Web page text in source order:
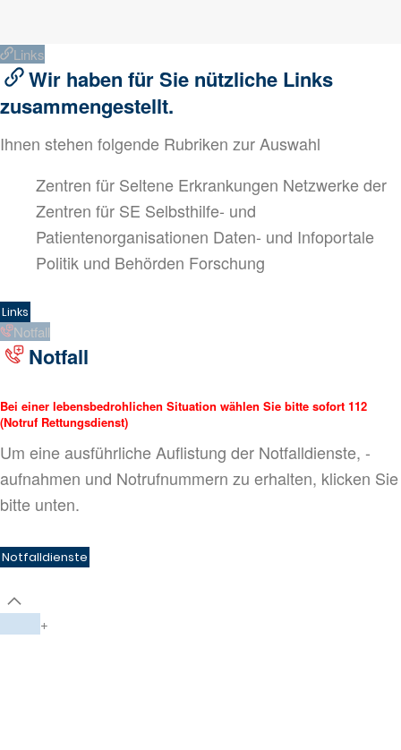
Links
Wir haben für Sie nützliche Links
zusammengestellt.
Ihnen stehen folgende Rubriken zur Auswahl
Zentren für Seltene Erkrankungen Netzwerke der
Zentren für SE Selbsthilfe- und
Patientenorganisationen Daten- und Infoportale
Politik und Behörden Forschung
Links
Notfall
Notfall
Bei einer lebensbedrohlichen Situation wählen Sie bitte sofort 112
(Notruf Rettungsdienst)
Um eine ausführliche Auflistung der Notfalldienste, -
aufnahmen und Notrufnummern zu erhalten, klicken Sie
bitte unten.
Notfalldienste
+